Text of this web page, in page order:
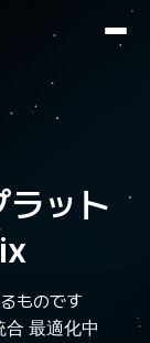
ット
ものです
合 最適化中